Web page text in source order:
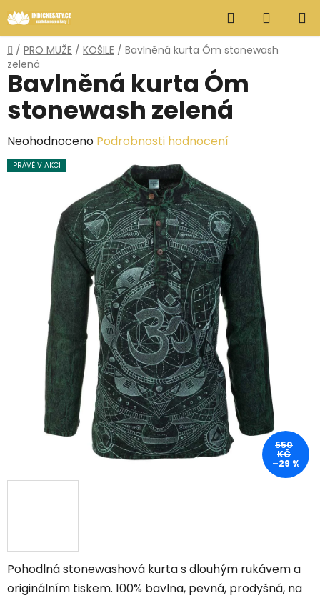
na
obsah
Hledat
KOŠÍK
Domů
/ PRO MUŽE / KOŠILE / Bavlněná kurta Óm stonewash
zelená
Pohodlná stonewashová kurta s dlouhým rukávem a
originálním tiskem. 100% bavlna, pevná, prodyšná, na
Bavlněná kurta Óm
stonewash zelená
Průměrné
hodnocení
hvězdiček.
Neohodnoceno Podrobnosti hodnocení
PRÁVĚ V AKCI
550
KČ
–29 %